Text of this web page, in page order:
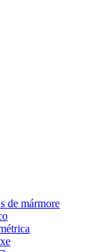
de mármore